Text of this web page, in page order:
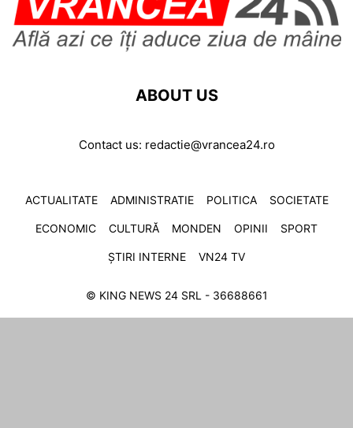
ABOUT US
Contact us: redactie@vrancea24.ro
ACTUALITATE ADMINISTRATIE POLITICA SOCIETATE
ECONOMIC CULTURĂ MONDEN OPINII SPORT
ȘTIRI INTERNE VN24 TV
© KING NEWS 24 SRL - 36688661